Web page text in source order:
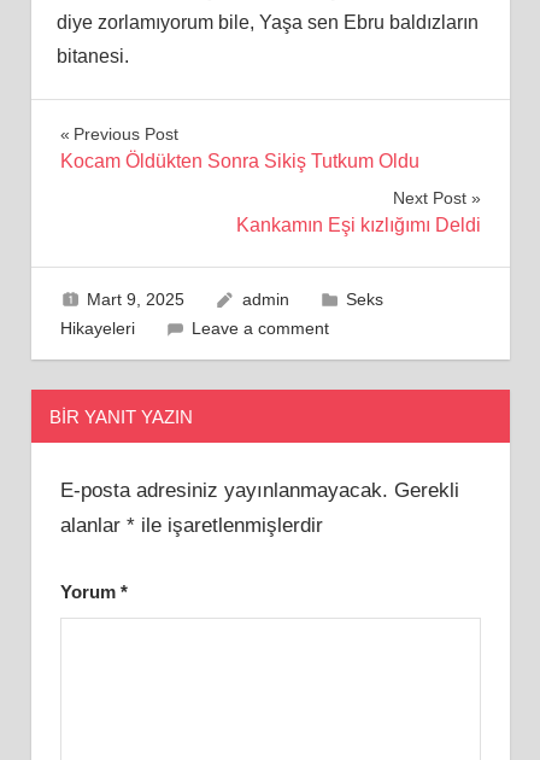
diye zorlamıyorum bile, Yaşa sen Ebru baldızların
bitanesi.
Yazı
Previous Post
Kocam Öldükten Sonra Sikiş Tutkum Oldu
Next Post
Kankamın Eşi kızlığımı Deldi
Mart 9, 2025 admin
Seks
Hikayeleri
Leave a comment
BIR YANIT YAZIN
E-posta adresiniz yayınlanmayacak. Gerekli
alanlar *ile işaretlenmişlerdir
Yorum *